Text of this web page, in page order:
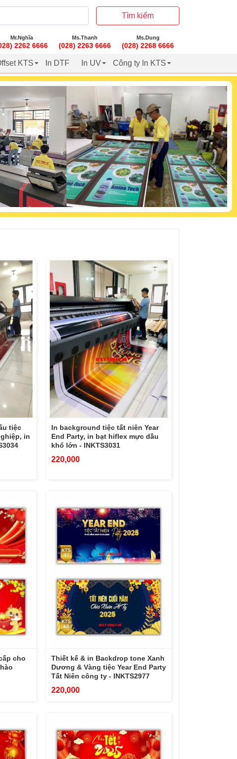
Tìm kiếm
Mr.Nghĩa
2262 6666
Ms.Thanh
(028) 2263 6666
Ms.Dung
(028) 2268 6666
KTS In DTF In UV Công ty In KTS
tiệc
in
In background tiệc tất niên Year
End Party, in bạt hiflex mực dầu
khổ lớn - INKTS3031
220,000
cho
Thiết kế & in Backdrop tone Xanh
Dương & Vàng tiệc Year End Party
Tất Niên công ty - INKTS2977
220,000